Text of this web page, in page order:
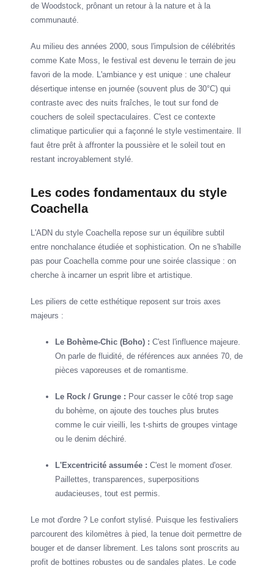
de Woodstock, prônant un retour à la nature et à la
communauté.
Au milieu des années 2000, sous l'impulsion de célébrités
comme Kate Moss, le festival est devenu le terrain de jeu
favori de la mode. L'ambiance y est unique : une chaleur
désertique intense en journée (souvent plus de 30°C) qui
contraste avec des nuits fraîches, le tout sur fond de
couchers de soleil spectaculaires. C'est ce contexte
climatique particulier qui a façonné le style vestimentaire. Il
faut être prêt à affronter la poussière et le soleil tout en
restant incroyablement stylé.
Les codes fondamentaux du style
Coachella
L'ADN du style Coachella repose sur un équilibre subtil
entre nonchalance étudiée et sophistication. On ne s'habille
pas pour Coachella comme pour une soirée classique : on
cherche à incarner un esprit libre et artistique.
Les piliers de cette esthétique reposent sur trois axes
majeurs :
Le Bohème-Chic (Boho) : C'est l'influence majeure.
On parle de fluidité, de références aux années 70, de
pièces vaporeuses et de romantisme.
Le Rock / Grunge : Pour casser le côté trop sage
du bohème, on ajoute des touches plus brutes
comme le cuir vieilli, les t-shirts de groupes vintage
ou le denim déchiré.
L'Excentricité assumée : C'est le moment d'oser.
Paillettes, transparences, superpositions
audacieuses, tout est permis.
Le mot d'ordre ? Le confort stylisé. Puisque les festivaliers
parcourent des kilomètres à pied, la tenue doit permettre de
bouger et de danser librement. Les talons sont proscrits au
profit de bottines robustes ou de sandales plates. Le code